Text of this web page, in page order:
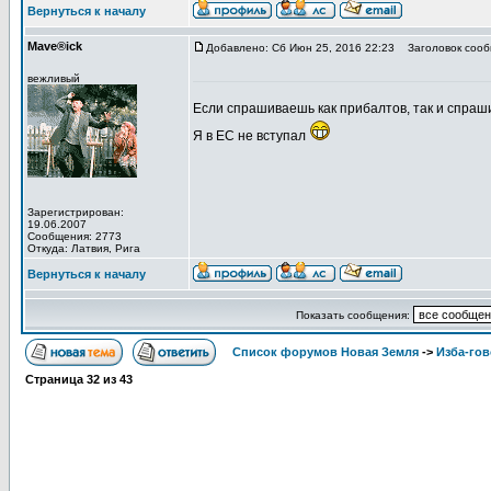
Вернуться к началу
Mave®ick
вежливый
Зарегистрирован:
19.06.2007
Сообщения: 2773
Откуда: Латвия, Рига
Добавлено: Сб Июн 25, 2016 22:23 Заголовок
Если спрашиваешь как прибалтов, так и
Я в ЕС не вступал
Вернуться к началу
Показать сообщения:
Список форумов Новая Земля -> Изба-
Страница 32 из 43